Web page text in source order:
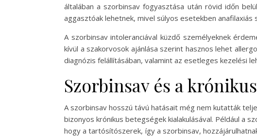
általában a szorbinsav fogyasztása után rövid időn
aggasztóak lehetnek, mivel súlyos esetekben
A szorbinsav intoleranciával küzdő személyeknek
kívül a szakorvosok ajánlása szerint hasznos lehet
diagnózis felállításában, valamint az esetleges kezelési
Szorbinsav és a
A szorbinsav hosszú távú hatásait még nem kutatták
bizonyos krónikus betegségek kialakulásával. Például a
hogy a tartósítószerek, így a szorbinsav,